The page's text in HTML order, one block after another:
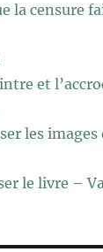
la censure
et
les
le livre –